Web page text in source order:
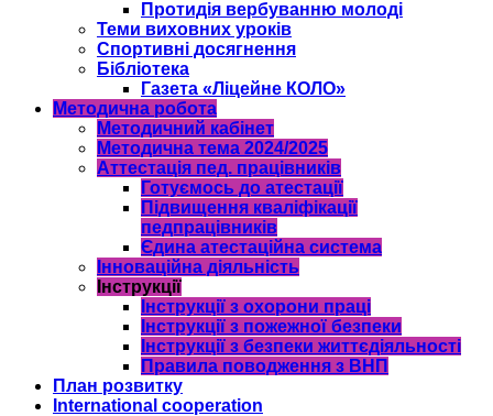
Протидія вербуванню молоді
Теми виховних уроків
Спортивні досягнення
Бібліотека
Газета «Ліцейне КОЛО»
Методична робота
Методичний кабінет
Методична тема 2024/2025
Аттестація пед. працівників
Готуємось до атестації
Підвищення кваліфікації
педпрацівників
Єдина атестаційна система
Інноваційна діяльність
Інструкції
Інструкції з охорони праці
Інструкції з пожежної безпеки
Інструкції з безпеки життєдіяльності
Правила поводження з ВНП
План розвитку
International cooperation